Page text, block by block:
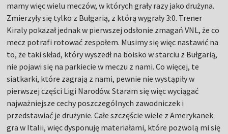
mamy więc wielu meczów, w których grały razy jako drużyna.
Zmierzyły się tylko z Bułgarią, z którą wygrały 3:0. Trener
Kiraly pokazał jednak w pierwszej odsłonie zmagań VNL, że co
mecz potrafi rotować zespołem. Musimy się więc nastawić na
to, że taki skład, który wyszedł na boisko w starciu z Bułgarią,
nie pojawi się na parkiecie w meczu z nami. Co więcej, te
siatkarki, które zagrają z nami, pewnie nie wystąpiły w
pierwszej części Ligi Narodów. Staram się więc wyciągać
najważniejsze cechy poszczególnych zawodniczek i
przedstawiać je drużynie. Całe szczęście wiele z Amerykanek
gra w Italii, więc dysponuję materiałami, które pozwolą mi się